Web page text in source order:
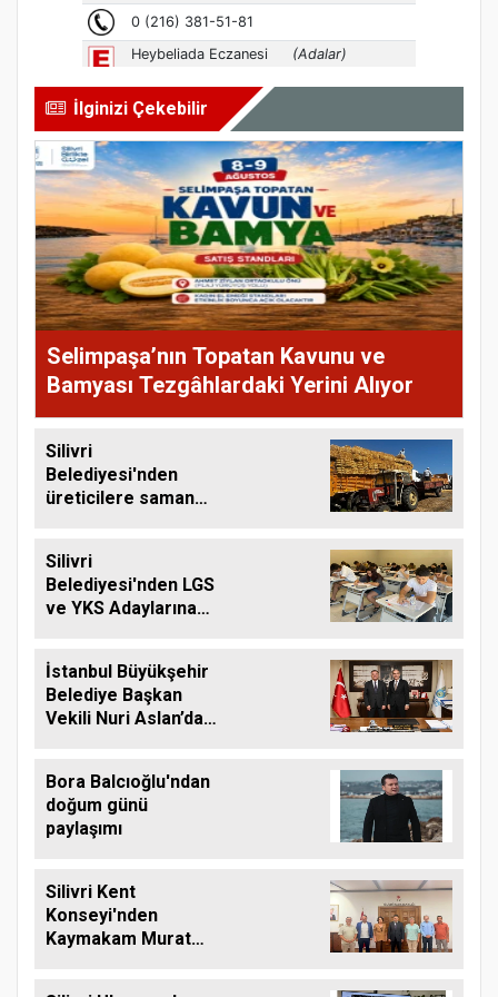
İlginizi Çekebilir
Selimpaşa’nın Topatan Kavunu ve
Bamyası Tezgâhlardaki Yerini Alıyor
Silivri
Belediyesi'nden
üreticilere saman
Silivri
Belediyesi'nden LGS
ve YKS Adaylarına
İstanbul Büyükşehir
Belediye Başkan
Vekili Nuri Aslan’dan
Bora Balcıoğlu'ndan
doğum günü
paylaşımı
Silivri Kent
Konseyi'nden
Kaymakam Murat